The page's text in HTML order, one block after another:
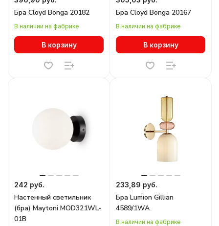
Бра Cloyd Bonga 20182
В наличии на фабрике
В корзину
Бра Cloyd Bonga 20167
В наличии на фабрике
В корзину
242 руб.
Настенный светильник
(бра) Maytoni MOD321WL-
01B
233,89 руб.
Бра Lumion Gillian
4589/1WA
В наличии на фабрике